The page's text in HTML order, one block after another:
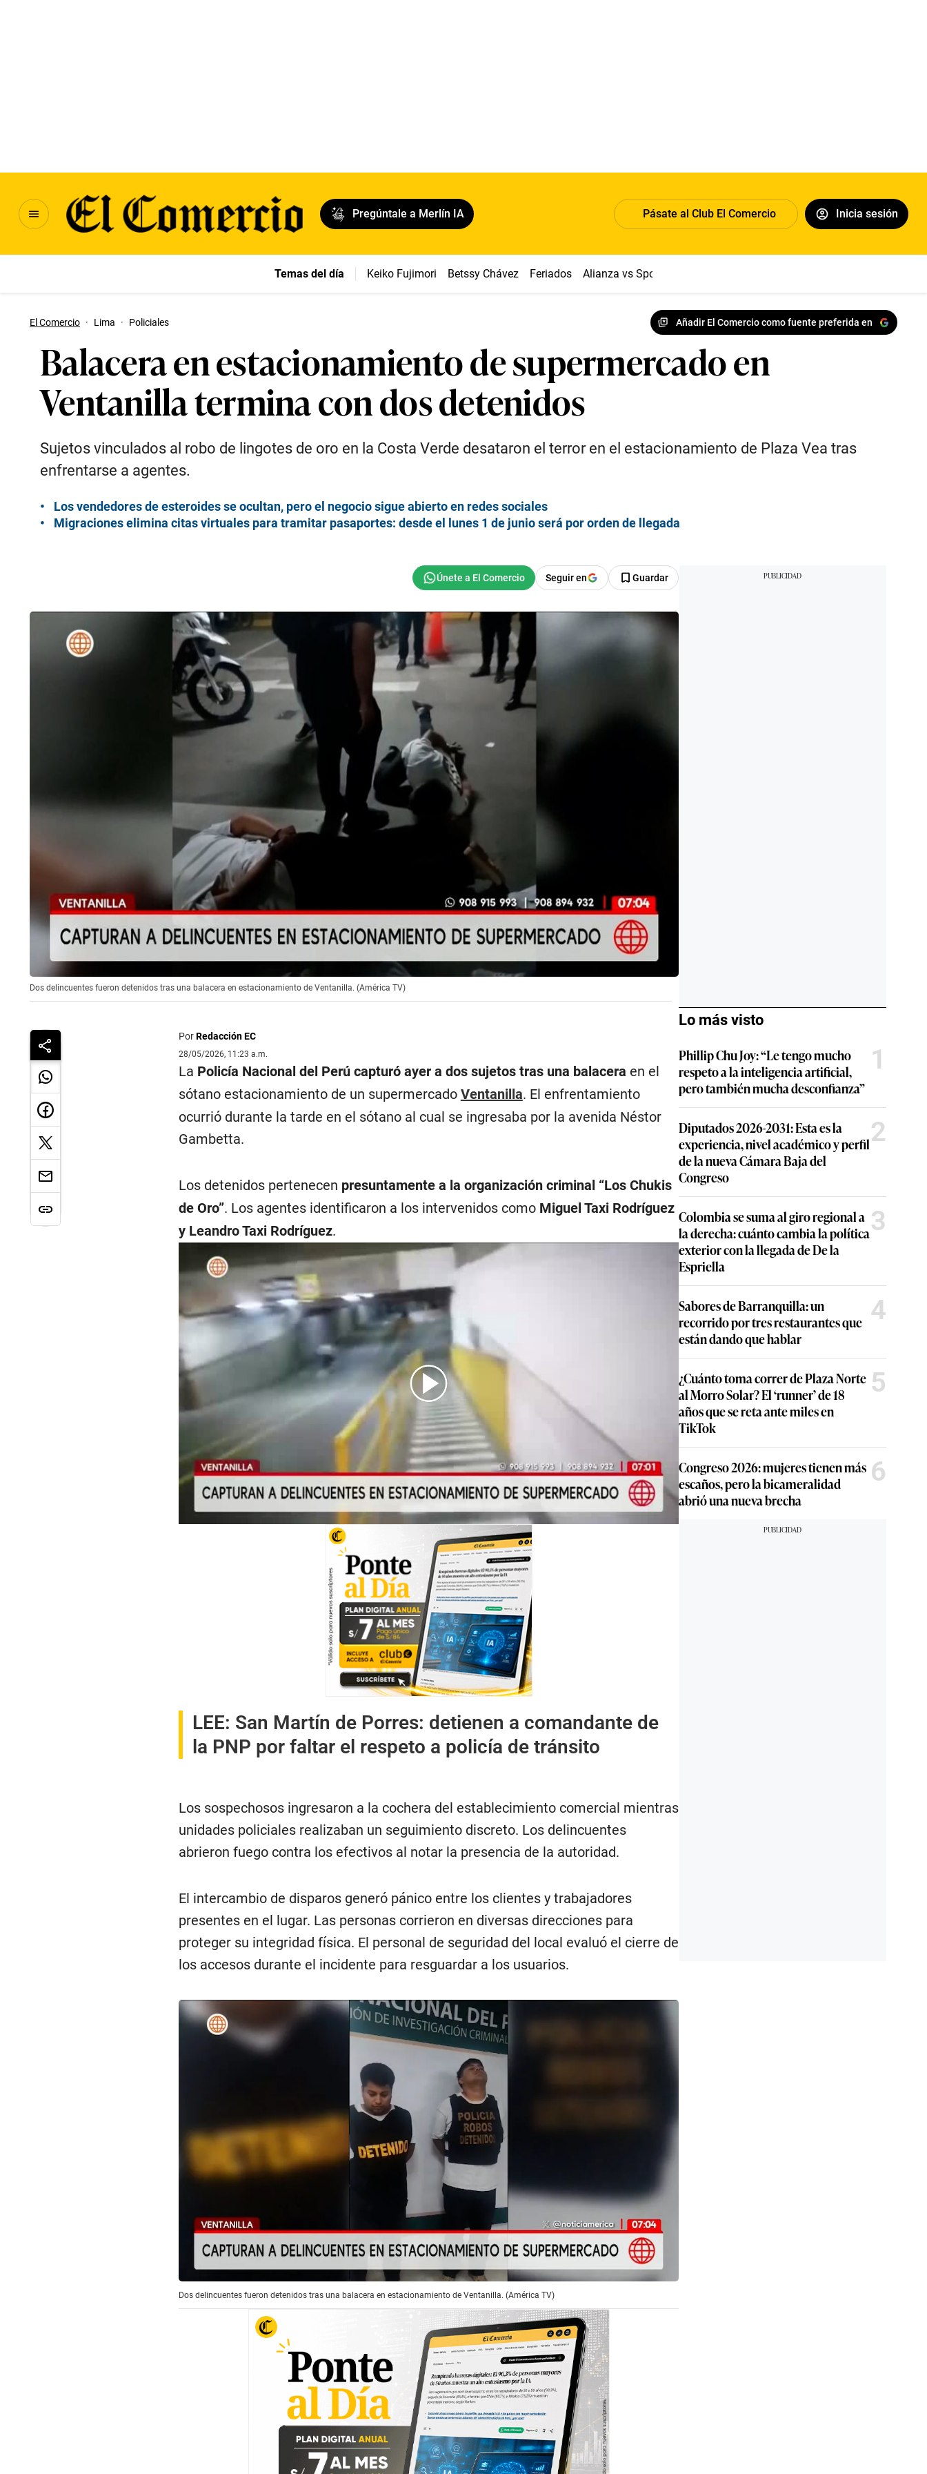
Pregúntale a Merlín IA Pásate al Club El Comercio Inicia sesión
Temas del día Keiko Fujimori Betssy Chávez Feriados Alianza vs Sport Boys
El Comercio · Lima · Policiales Añadir El Comercio como fuente preferida en
Balacera en estacionamiento de supermercado en
Ventanilla termina con dos detenidos
Sujetos vinculados al robo de lingotes de oro en la Costa Verde desataron el terror en el estacionamiento de Plaza Vea tras
enfrentarse a agentes.
Los vendedores de esteroides se ocultan, pero el negocio sigue abierto en redes sociales
Migraciones elimina citas virtuales para tramitar pasaportes: desde el lunes 1 de junio será por orden de llegada
Seguir en Guardar
Dos delincuentes fueron detenidos tras una balacera en estacionamiento de Ventanilla. (América TV)
PorRedacción EC
28/05/2026, 11:23 a.m.
La Policía Nacional del Perú capturó ayer a dos sujetos tras una balacera en el
sótano estacionamiento de un supermercado Ventanilla. El enfrentamiento
ocurrió durante la tarde en el sótano al cual se ingresaba por la avenida Néstor
Gambetta.
Los detenidos pertenecen presuntamente a la organización criminal “Los Chukis
de Oro”. Los agentes identificaron a los intervenidos como Miguel Taxi Rodríguez
y Leandro Taxi Rodríguez.
00:00/05:23 Delincuentes_detenidos_centro_comercial
LEE: San Martín de Porres: detienen a comandante de
la PNP por faltar el respeto a policía de tránsito
Los sospechosos ingresaron a la cochera del establecimiento comercial mientras
unidades policiales realizaban un seguimiento discreto. Los delincuentes
abrieron fuego contra los efectivos al notar la presencia de la autoridad.
El intercambio de disparos generó pánico entre los clientes y trabajadores
presentes en el lugar. Las personas corrieron en diversas direcciones para
proteger su integridad física. El personal de seguridad del local evaluó el cierre de
los accesos durante el incidente para resguardar a los usuarios.
Dos delincuentes fueron detenidos tras una balacera en estacionamiento de Ventanilla. (América TV)
Lo más visto
Phillip Chu Joy: “Le tengo mucho
respeto a la inteligencia artificial,
pero también mucha desconfianza”
1
Diputados 2026-2031: Esta es la
experiencia, nivel académico y perfil
de la nueva Cámara Baja del
Congreso
2
Colombia se suma al giro regional a
la derecha: cuánto cambia la política
exterior con la llegada de De la
Espriella
3
Sabores de Barranquilla: un
recorrido por tres restaurantes que
están dando que hablar
4
¿Cuánto toma correr de Plaza Norte
al Morro Solar? El ‘runner’ de 18
años que se reta ante miles en
TikTok
5
Congreso 2026: mujeres tienen más
escaños, pero la bicameralidad
abrió una nueva brecha
6